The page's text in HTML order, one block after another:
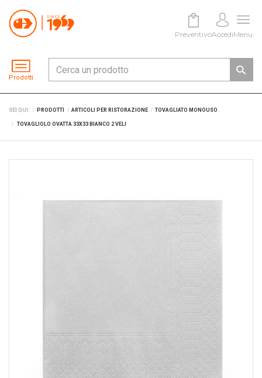
Prodotti
PreventivoAccediMenu
SEI QUI: PRODOTTI ARTICOLI PER RISTORAZIONE TOVAGLIATO MONOUSO
TOVAGLIOLO OVATTA 33X33 BIANCO 2 VELI